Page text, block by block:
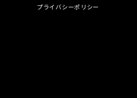
プライバシーポリシー